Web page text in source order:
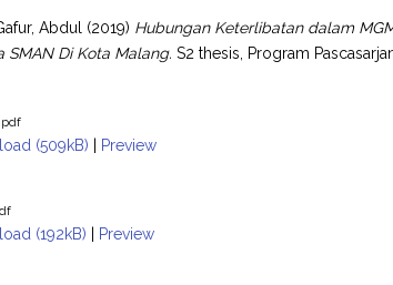
Abdul (2019) Hubungan Keterlibatan dalam
SMAN Di Kota Malang. S2 thesis, Program
(509kB) | Preview
(192kB) | Preview